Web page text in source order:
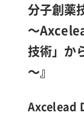
分子創薬
～
技術」か
～』
Axcelead